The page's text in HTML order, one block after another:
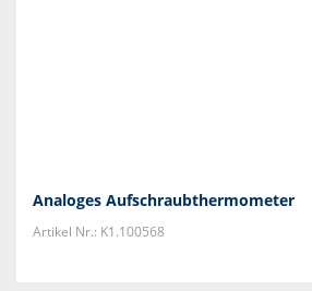
Analoges Aufschraubthermometer
Artikel Nr.: K1.100568